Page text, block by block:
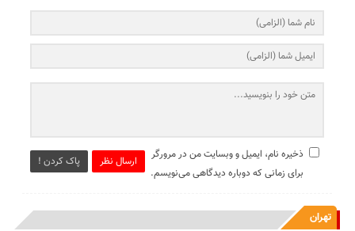
ارسال نظر پاک کردن !
ذخیره نام، ایمیل و وبسایت من در مرورگر
برای زمانی که دوباره دیدگاهی می‌نویسم.
تهران